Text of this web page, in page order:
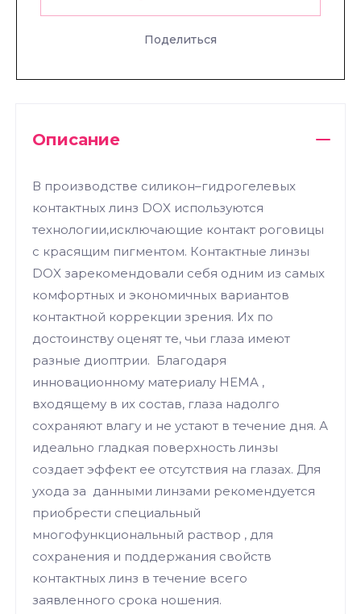
Поделиться
Описание
В производстве силикон–гидрогелевых
контактных линз DOX используются
технологии,исключающие контакт роговицы
с красящим пигментом. Контактные линзы
DOX зарекомендовали себя одним из самых
комфортных и экономичных вариантов
контактной коррекции зрения. Их по
достоинству оценят те, чьи глаза имеют
разные диоптрии. Благодаря
инновационному материалу HEMA ,
входящему в их состав, глаза надолго
сохраняют влагу и не устают в течение дня. А
идеально гладкая поверхность линзы
создает эффект ее отсутствия на глазах. Для
ухода за данными линзами рекомендуется
приобрести специальный
многофункциональный раствор , для
сохранения и поддержания свойств
контактных линз в течение всего
заявленного срока ношения.